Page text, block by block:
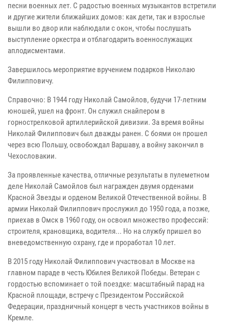
песни военных лет. С радостью военных музыкантов встретили
и другие жители ближайших домов: как дети, так и взрослые
вышли во двор или наблюдали с окон, чтобы послушать
выступление оркестра и отблагодарить военнослужащих
аплодисментами.
Завершилось мероприятие вручением подарков Николаю
Филипповичу.
Справочно: В 1944 году Николай Самойлов, будучи 17-летним
юношей, ушел на фронт. Он служил снайпером в
горнострелковой артиллерийской дивизии. За время войны
Николай Филиппович был дважды ранен. С боями он прошел
через всю Польшу, освобождал Варшаву, а войну закончил в
Чехословакии.
За проявленные качества, отличные результаты в пулеметном
деле Николай Самойлов был награжден двумя орденами
Красной Звезды и орденом Великой Отечественной войны. В
армии Николай Филиппович прослужил до 1950 года, а позже,
приехав в Омск в 1960 году, он освоил множество профессий:
строителя, крановщика, водителя... Но на службу пришел во
вневедомственную охрану, где и проработал 10 лет.
В 2015 году Николай Филиппович участвовал в Москве на
главном параде в честь Юбилея Великой Победы. Ветеран с
гордостью вспоминает о той поездке: масштабный парад на
Красной площади, встречу с Президентом Российской
Федерации, праздничный концерт в честь участников войны в
Кремле.